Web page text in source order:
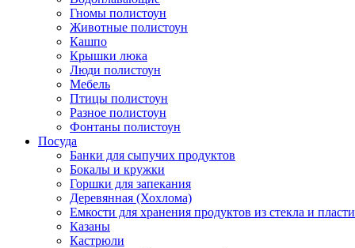
Гномы полистоун
Животные полистоун
Кашпо
Крышки люка
Люди полистоун
Мебель
Птицы полистоун
Разное полистоун
Фонтаны полистоун
Посуда
Банки для сыпучих продуктов
Бокалы и кружки
Горшки для запекания
Деревянная (Хохлома)
Емкости для хранения продуктов из стекла и
Казаны
Кастрюли